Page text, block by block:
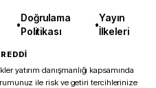
•
Doğrulama
Politikası
•
Yayın
İlkeleri
yatırım danışmanlığı kapsamında
ile risk ve getiri tercihlerinize